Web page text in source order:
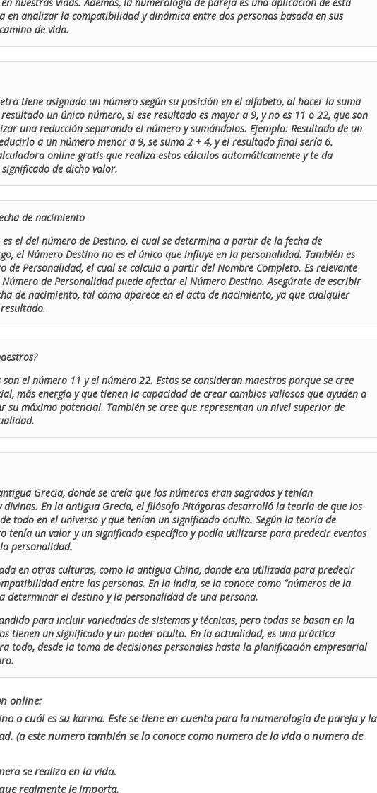
en analizar la compatibilidad y dinámica entre dos personas basada en sus
de vida.
tiene asignado un número según su posición en el alfabeto, al hacer la suma
un único número, si ese resultado es mayor a 9, y no es 11 o 22, que son
una reducción separando el número y sumándolos. Ejemplo: Resultado de un
a un número menor a 9, se suma 2 + 4, y el resultado final sería 6.
online gratis que realiza estos cálculos automáticamente y te da
de dicho valor.
de nacimiento
el del número de Destino, el cual se determina a partir de la fecha de
el Número Destino no es el único que influye en la personalidad. También es
de Personalidad, el cual se calcula a partir del Nombre Completo. Es relevante
de Personalidad puede afectar el Número Destino. Asegúrate de escribir
de nacimiento, tal como aparece en el acta de nacimiento, ya que cualquier
el número 11 y el número 22. Estos se consideran maestros porque se cree
más energía y que tienen la capacidad de crear cambios valiosos que ayuden a
su máximo potencial. También se cree que representan un nivel superior de
Grecia, donde se creía que los números eran sagrados y tenían
divinas. En la antigua Grecia, el filósofo Pitágoras desarrolló la teoría de que los
todo en el universo y que tenían un significado oculto. Según la teoría de
tenía un valor y un significado específico y podía utilizarse para predecir eventos
personalidad.
en otras culturas, como la antigua China, donde era utilizada para predecir
entre las personas. En la India, se la conoce como “números de la
determinar el destino y la personalidad de una persona.
para incluir variedades de sistemas y técnicas, pero todas se basan en la
tienen un significado y un poder oculto. En la actualidad, es una práctica
todo, desde la toma de decisiones personales hasta la planificación empresarial
online:
o cuál es su karma. Este se tiene en cuenta para la numerologia de pareja y la
(a este numero también se lo conoce como numero de la vida o numero de
se realiza en la vida.
realmente le importa.